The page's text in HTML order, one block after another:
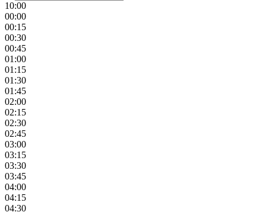
10:00
00:00
00:15
00:30
00:45
01:00
01:15
01:30
01:45
02:00
02:15
02:30
02:45
03:00
03:15
03:30
03:45
04:00
04:15
04:30